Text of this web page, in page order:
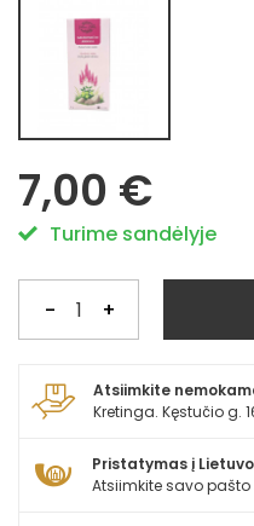
7,00 €
Turime sandėlyje
- +
Atsiimkite
Kretinga. Kęstučio g.
Pristatymas į
Atsiimkite savo pašto